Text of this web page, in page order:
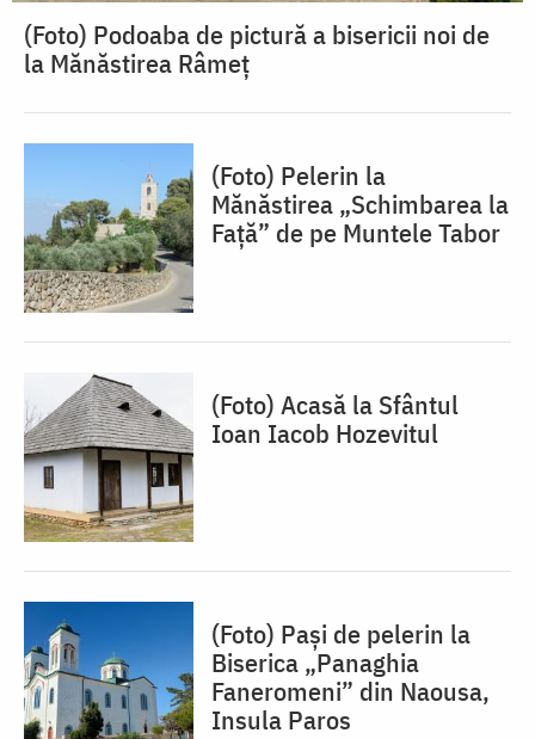
(Foto) Podoaba de pictură a bisericii noi de
la Mănăstirea Râmeț
(Foto) Pelerin la
Mănăstirea „Schimbarea la
Față” de pe Muntele Tabor
(Foto) Acasă la Sfântul
Ioan Iacob Hozevitul
(Foto) Pași de pelerin la
Biserica „Panaghia
Faneromeni” din Naousa,
Insula Paros